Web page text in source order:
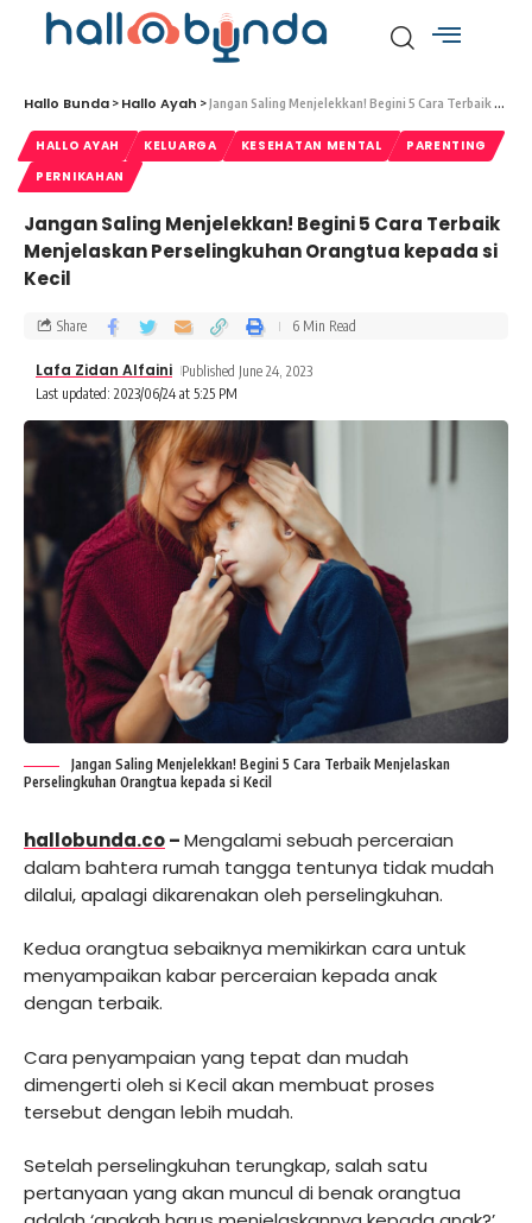
Hallo Bunda > Hallo Ayah >Jangan Saling Menjelekkan! Begini 5 Cara Terbaik Menjelaskan Perselingkuhan Orangtua kepada si Kecil
HALLO AYAH KELUARGA KESEHATAN MENTAL
PARENTING
PERNIKAHAN
Jangan Saling Menjelekkan! Begini 5 Cara Terbaik
Menjelaskan Perselingkuhan Orangtua kepada si
Kecil
Last updated: 2023/06/24 at 5:25 PM
Lafa Zidan Alfaini Published June 24, 2023
Share 6 Min Read
Jangan Saling Menjelekkan! Begini 5 Cara Terbaik Menjelaskan
Perselingkuhan Orangtua kepada si Kecil
hallobunda.co–Mengalami sebuah perceraian
dalam bahtera rumah tangga tentunya tidak mudah
dilalui, apalagi dikarenakan oleh perselingkuhan.
Kedua orangtua sebaiknya memikirkan cara untuk
menyampaikan kabar perceraian kepada anak
dengan terbaik.
Cara penyampaian yang tepat dan mudah
dimengerti oleh si Kecil akan membuat proses
tersebut dengan lebih mudah.
Setelah perselingkuhan terungkap, salah satu
pertanyaan yang akan muncul di benak orangtua